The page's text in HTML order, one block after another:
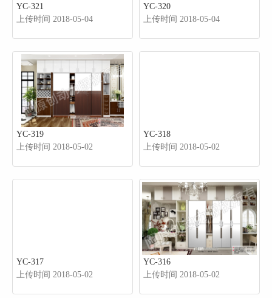
YC-321
上传时间 2018-05-04
YC-320
上传时间 2018-05-04
YC-319
上传时间 2018-05-02
YC-318
上传时间 2018-05-02
YC-317
上传时间 2018-05-02
YC-316
上传时间 2018-05-02